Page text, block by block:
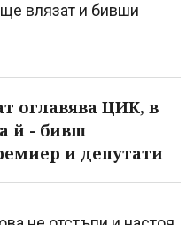
влязат и бивши
оглавява ЦИК, в
й - бивш
и депутати